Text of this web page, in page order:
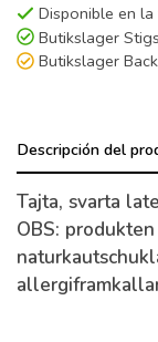
Disponible en la
Butikslager
Butikslager
Descripción del
Tajta, svarta
OBS: